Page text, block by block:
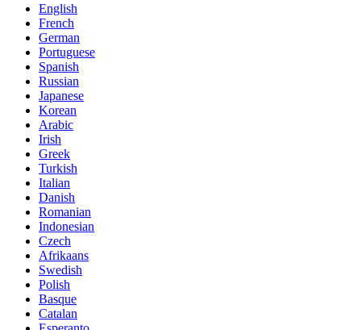
English
French
German
Portuguese
Spanish
Russian
Japanese
Korean
Arabic
Irish
Greek
Turkish
Italian
Danish
Romanian
Indonesian
Czech
Afrikaans
Swedish
Polish
Basque
Catalan